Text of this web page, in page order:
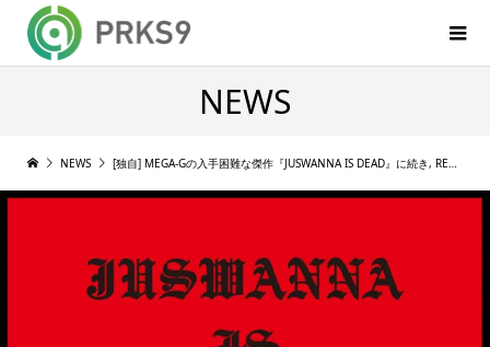
NEWS
NEWS [独自] MEGA-Gの入手困難な傑作『JUSWANNA IS DEAD』に続き, REMIX版がサブスク解禁